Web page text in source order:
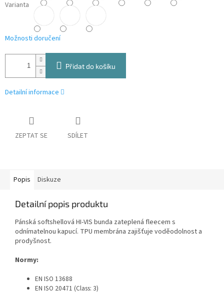
Varianta
Možnosti doručení
Přidat do košíku
Detailní informace
ZEPTAT SE SDÍLET
Popis Diskuze
Detailní popis produktu
Pánská softshellová HI-VIS bunda zateplená fleecem s
odnímatelnou kapucí. TPU membrána zajišťuje voděodolnost a
prodyšnost.
Normy:
EN ISO 13688
EN ISO 20471 (Class: 3)